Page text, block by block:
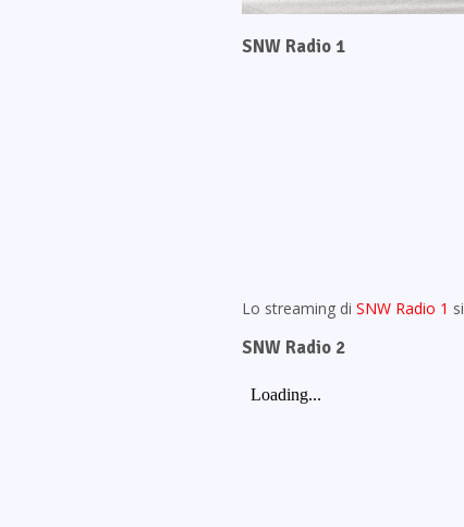
SNW Radio 1
Lo streaming di SNW Radio 1
SNW Radio 2